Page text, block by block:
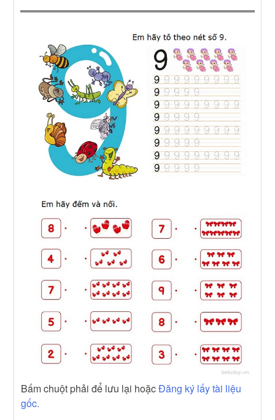
Bấm chuột phải để lưu lại hoặcĐăng ký lấy tài liệu
gốc.